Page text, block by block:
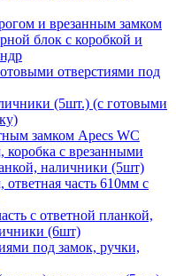
и врезанным замком
блок с коробкой и
отверстиями под
(5шт.) (с готовыми
замком Apecs WC
коробка с врезанными
наличники (5шт)
часть 610мм с
с ответной планкой,
(6шт)
под замок, ручки,